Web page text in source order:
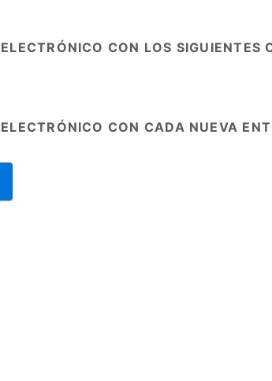
CON LOS SIGUIENTES
CON CADA NUEVA